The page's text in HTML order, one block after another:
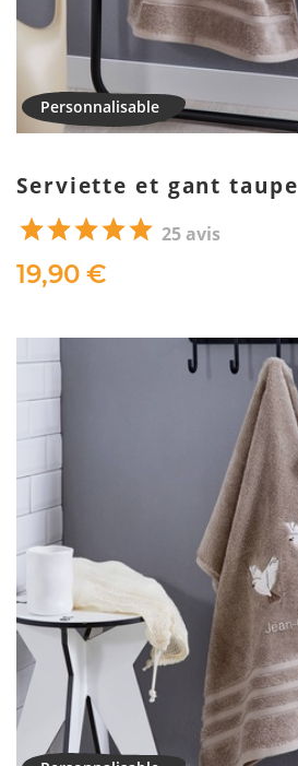
Serviette et gant taupe
25 avis
19,90 €